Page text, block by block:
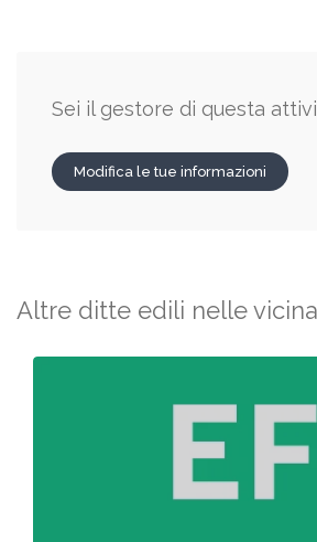
Sei il gestore di questa
Modifica le tue informazioni
Altre ditte edili nelle